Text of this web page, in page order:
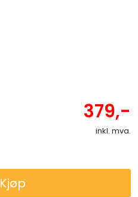
379,-
inkl. mva.
Kjøp